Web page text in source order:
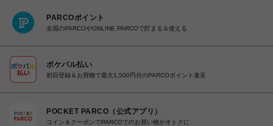
PARCOポイント
全国のPARCOやONLINE PARCOで貯まる＆使える
ポケパル払い
初回登録＆お買物で最大1,500円分のPARCOポイント進呈
POCKET PARCO（公式アプリ）
コイン＆クーポンでPARCOでのお買い物がオトクに